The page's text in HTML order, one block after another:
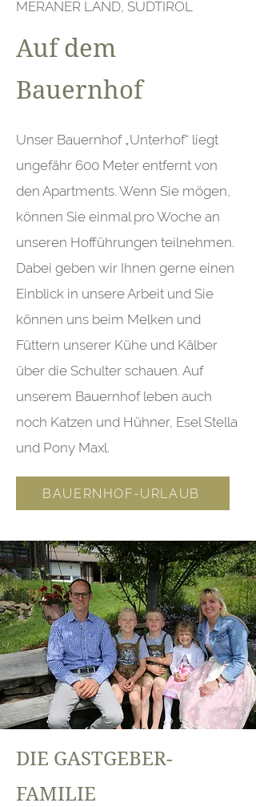
MERANER LAND, SÜDTIROL
Auf dem
Bauernhof
Unser Bauernhof „Unterhof“ liegt
ungefähr 600 Meter entfernt von
den Apartments. Wenn Sie mögen,
können Sie einmal pro Woche an
unseren Hofführungen teilnehmen.
Dabei geben wir Ihnen gerne einen
Einblick in unsere Arbeit und Sie
können uns beim Melken und
Füttern unserer Kühe und Kälber
über die Schulter schauen. Auf
unserem Bauernhof leben auch
noch Katzen und Hühner, Esel Stella
und Pony Maxl.
BAUERNHOF-URLAUB
DIE GASTGEBER-
FAMILIE